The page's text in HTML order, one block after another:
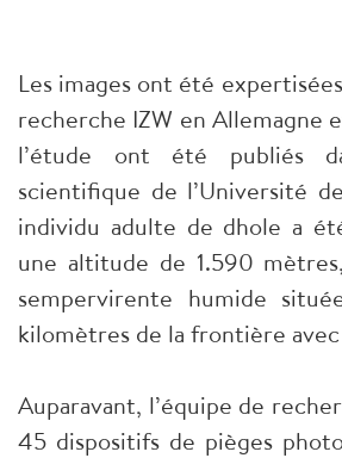
Les images ont été
recherche IZW en Allemagne
l’étude ont été publiés
scientifique de l’Université
individu adulte de dhole a
une altitude de 1.590
sempervirente humide
kilomètres de la frontière avec
Auparavant, l’équipe de
45 dispositifs de pièges